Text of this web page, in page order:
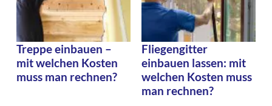
Treppe einbauen –
mit welchen Kosten
muss man rechnen?
Fliegengitter
einbauen lassen: mit
welchen Kosten muss
man rechnen?